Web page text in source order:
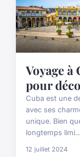
Voyage à
pour
Cuba est une
avec ses
unique. Bien
longtemps limi...
12 juillet 2024